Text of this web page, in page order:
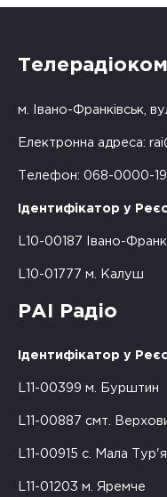
м. Івано-Франківськ,
Електронна адреса:
Телефон: 068-0000-
Ідентифікатор у
L10-00187 Івано-
L10-01777 м. Калуш
РАІ Радіо
Ідентифікатор у
L11-00399 м. Бурштин
L11-00887 смт.
L11-00915 с. Мала
L11-01203 м. Яремче